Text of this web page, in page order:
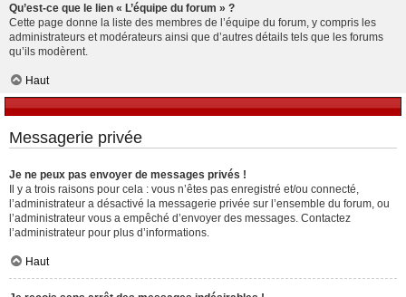
Qu’est-ce que le lien « L’équipe du forum » ?
Cette page donne la liste des membres de l’équipe du forum, y compris les
administrateurs et modérateurs ainsi que d’autres détails tels que les forums
qu’ils modèrent.
Haut
Messagerie privée
Je ne peux pas envoyer de messages privés !
Il y a trois raisons pour cela : vous n’êtes pas enregistré et/ou connecté,
l’administrateur a désactivé la messagerie privée sur l’ensemble du forum, ou
l’administrateur vous a empêché d’envoyer des messages. Contactez
l’administrateur pour plus d’informations.
Haut